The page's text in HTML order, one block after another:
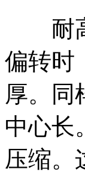
耐高
偏转时
厚。同
中心长
压缩。